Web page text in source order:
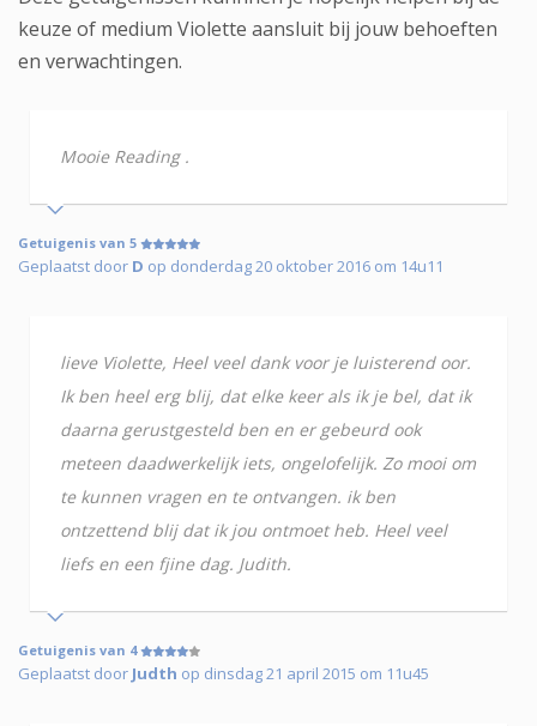
keuze of medium Violette aansluit bij jouw behoeften
en verwachtingen.
Mooie Reading .
Getuigenis van 5
Geplaatst door D op donderdag 20 oktober 2016 om 14u11
lieve Violette, Heel veel dank voor je luisterend oor.
Ik ben heel erg blij, dat elke keer als ik je bel, dat ik
daarna gerustgesteld ben en er gebeurd ook
meteen daadwerkelijk iets, ongelofelijk. Zo mooi om
te kunnen vragen en te ontvangen. ik ben
ontzettend blij dat ik jou ontmoet heb. Heel veel
liefs en een fjine dag. Judith.
Getuigenis van 4
Geplaatst door Judth op dinsdag 21 april 2015 om 11u45